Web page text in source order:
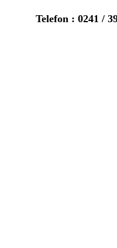
Telefon : 0241 /